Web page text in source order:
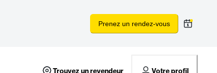
Prenez un rendez-vous
Trouvez un revendeur Votre profil